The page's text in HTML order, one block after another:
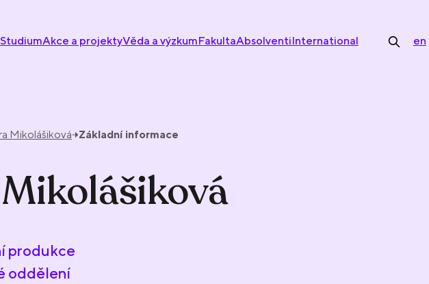
StudiumAkce a projektyVěda a výzkumFakultaAbsolventiInternational en
Mikolášiková Základní informace
produkce
oddělení